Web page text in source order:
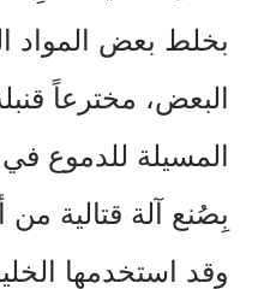
بخلط بعض المواد
البعض، مخترعاً
المسيلة للدموع
بِصُنع آلة قتالية
وقد استخدمها